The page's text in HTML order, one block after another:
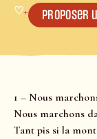
♡+ Proposer
1 – Nous
Nous marchons
Tant pis si la